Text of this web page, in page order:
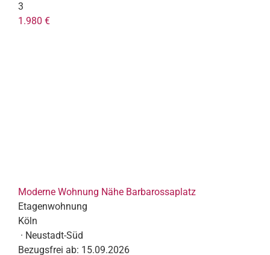
3
1.980 €
Moderne Wohnung Nähe Barbarossaplatz
Etagenwohnung
Köln
· Neustadt-Süd
Bezugsfrei ab: 15.09.2026